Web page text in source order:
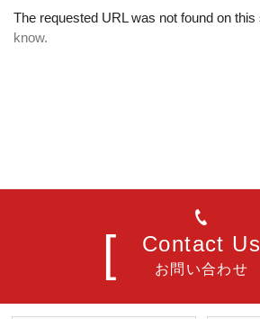
Contact Us
お問い合わせ